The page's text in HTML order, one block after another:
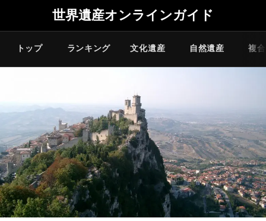
世界遺産オンラインガイド
トップ ランキング 文化遺産 自然遺産 複